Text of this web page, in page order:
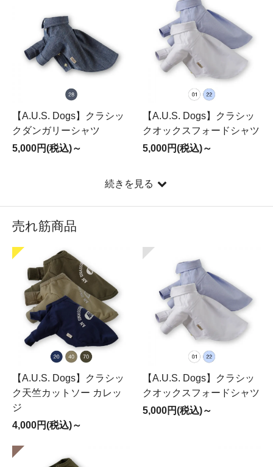
【A.U.S. Dogs】クラシッ
クダンガリーシャツ
5,000円(税込)～
【A.U.S. Dogs】クラシッ
クオックスフォードシャツ
5,000円(税込)～
続きを見る
売れ筋商品
【A.U.S. Dogs】クラシッ
ク天竺カットソー カレッ
ジ
4,000円(税込)～
【A.U.S. Dogs】クラシッ
クオックスフォードシャツ
5,000円(税込)～